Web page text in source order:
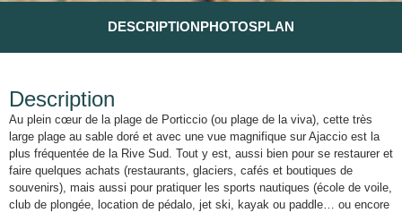
DESCRIPTIONPHOTOSPLAN
Description
Au plein cœur de la plage de Porticcio (ou plage de la viva), cette très
large plage au sable doré et avec une vue magnifique sur Ajaccio est la
plus fréquentée de la Rive Sud. Tout y est, aussi bien pour se restaurer et
faire quelques achats (restaurants, glaciers, cafés et boutiques de
souvenirs), mais aussi pour pratiquer les sports nautiques (école de voile,
club de plongée, location de pédalo, jet ski, kayak ou paddle… ou encore